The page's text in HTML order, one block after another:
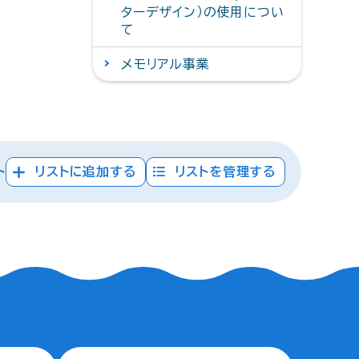
ターデザイン）の使用につい
て
メモリアル事業
リストに追加する リストを管理する